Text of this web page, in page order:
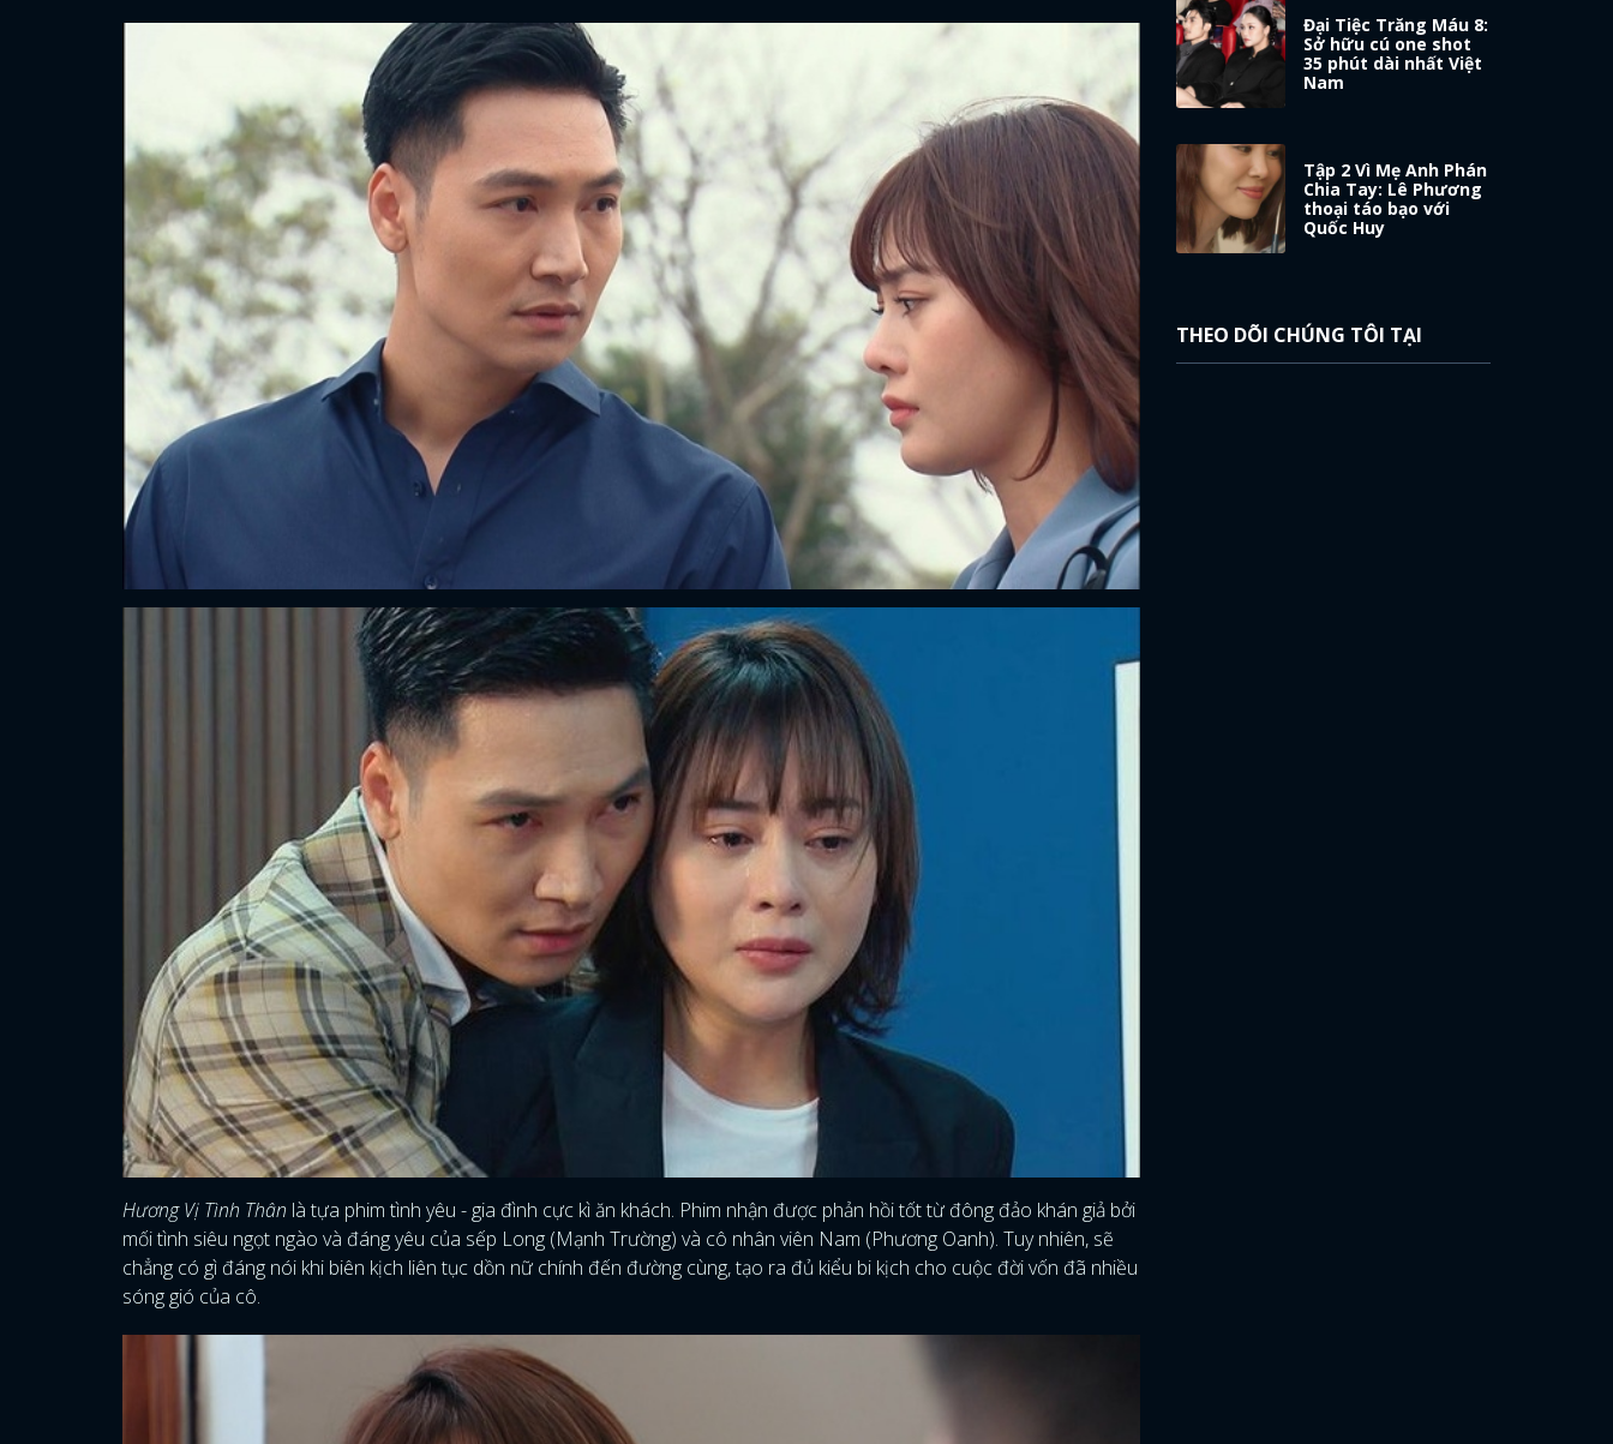
ĐĂNG NHẬP
FACEBOOK GOOGLE
Hương Vị Tình Thân là tựa phim tình yêu - gia đình cực kì ăn khách. Phim nhận được phản hồi tốt từ đông đảo khán giả bởi
mối tình siêu ngọt ngào và đáng yêu của sếp Long (Mạnh Trường) và cô nhân viên Nam (Phương Oanh). Tuy nhiên, sẽ
chẳng có gì đáng nói khi biên kịch liên tục dồn nữ chính đến đường cùng, tạo ra đủ kiểu bi kịch cho cuộc đời vốn đã nhiều
sóng gió của cô.
Đại Tiệc Trăng Máu 8:
Sở hữu cú one shot
35 phút dài nhất Việt
Nam
Tập 2 Vì Mẹ Anh Phán
Chia Tay: Lê Phương
thoại táo bạo với
Quốc Huy
THEO DÕI CHÚNG TÔI TẠI